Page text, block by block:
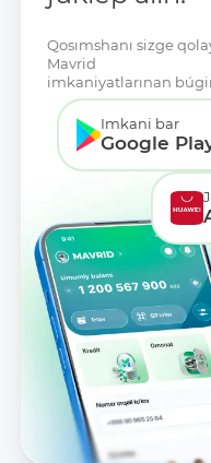
Qosımshanı sizge
Mavrid
imkaniyatlarınan
Imkani bar
Google